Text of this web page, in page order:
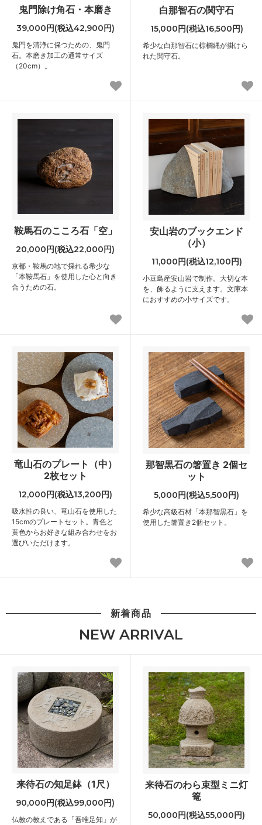
鬼門除け角石・本磨き
39,000円(税込42,900円)
鬼門を清浄に保つための、鬼門
石。本磨き加工の通常サイズ
（20cm）。
白那智石の関守石
15,000円(税込16,500円)
希少な白那智石に棕櫚縄が掛けら
れた関守石。
鞍馬石のこころ石「空」
20,000円(税込22,000円)
京都・鞍馬の地で採れる希少な
「本鞍馬石」を使用した心と向き
合うための石。
安山岩のブックエンド
（小）
11,000円(税込12,100円)
小豆島産安山岩で制作。大切な本
を、飾るように支えます。文庫本
におすすめの小サイズです。
竜山石のプレート（中）
2枚セット
12,000円(税込13,200円)
吸水性の良い、竜山石を使用した
15cmのプレートセット。青色と
黄色からお好きな組み合わせをお
選びいただけます。
那智黒石の箸置き 2個セ
ット
5,000円(税込5,500円)
希少な高級石材「本那智黒石」を
使用した箸置き2個セット。
新着商品
NEW ARRIVAL
来待石の知足鉢（1尺）
90,000円(税込99,000円)
仏教の教えである「吾唯足知」が
来待石のわら束型ミニ灯
篭
50,000円(税込55,000円)